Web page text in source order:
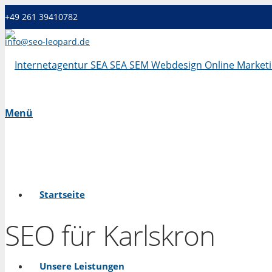
+49 261 39410782
info@seo-leopard.de
Mo - Fr 09.00 Uhr - 18.00 Uhr
Menü
Startseite
Unsere Leistungen
SEO für Karlskron